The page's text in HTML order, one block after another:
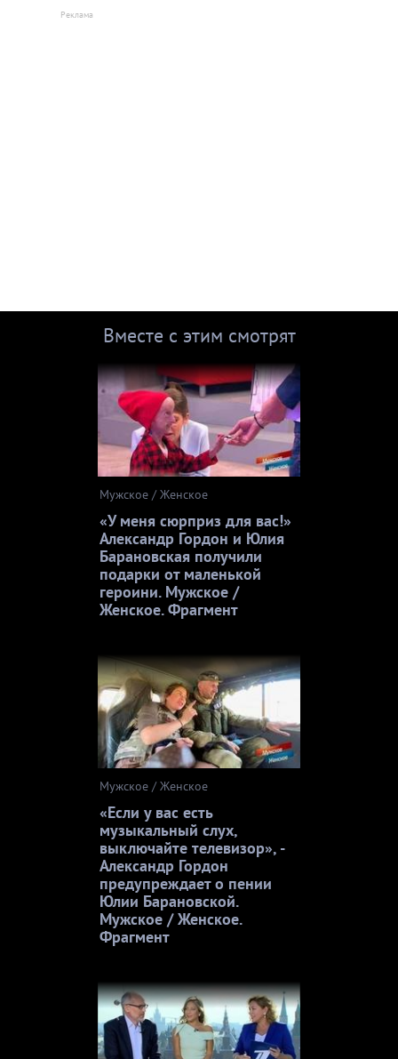
Вместе с этим смотрят
Мужское / Женское
«У меня сюрприз для вас!»
Александр Гордон и Юлия
Барановская получили
подарки от маленькой
героини. Мужское /
Женское. Фрагмент
Мужское / Женское
«Если у вас есть
музыкальный слух,
выключайте телевизор», -
Александр Гордон
предупреждает о пении
Юлии Барановской.
Мужское / Женское.
Фрагмент